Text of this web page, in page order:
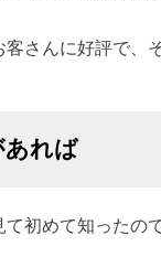
さんに好評で、
れば
て初めて知ったの